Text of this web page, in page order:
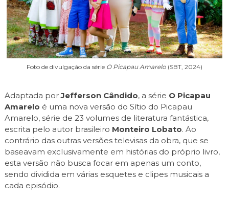
Foto de divulgação da série O Picapau Amarelo(SBT, 2024)
Adaptada porJefferson Cândido, a série O Picapau
Amarelo é uma nova versão do Sítio do Picapau
Amarelo, série de 23 volumes de literatura fantástica,
escrita pelo autor brasileiro Monteiro Lobato. Ao
contrário das outras versões televisas da obra, que se
baseavam exclusivamente em histórias do próprio livro,
esta versão não busca focar em apenas um conto,
sendo dividida em várias esquetes e clipes musicais a
cada episódio.